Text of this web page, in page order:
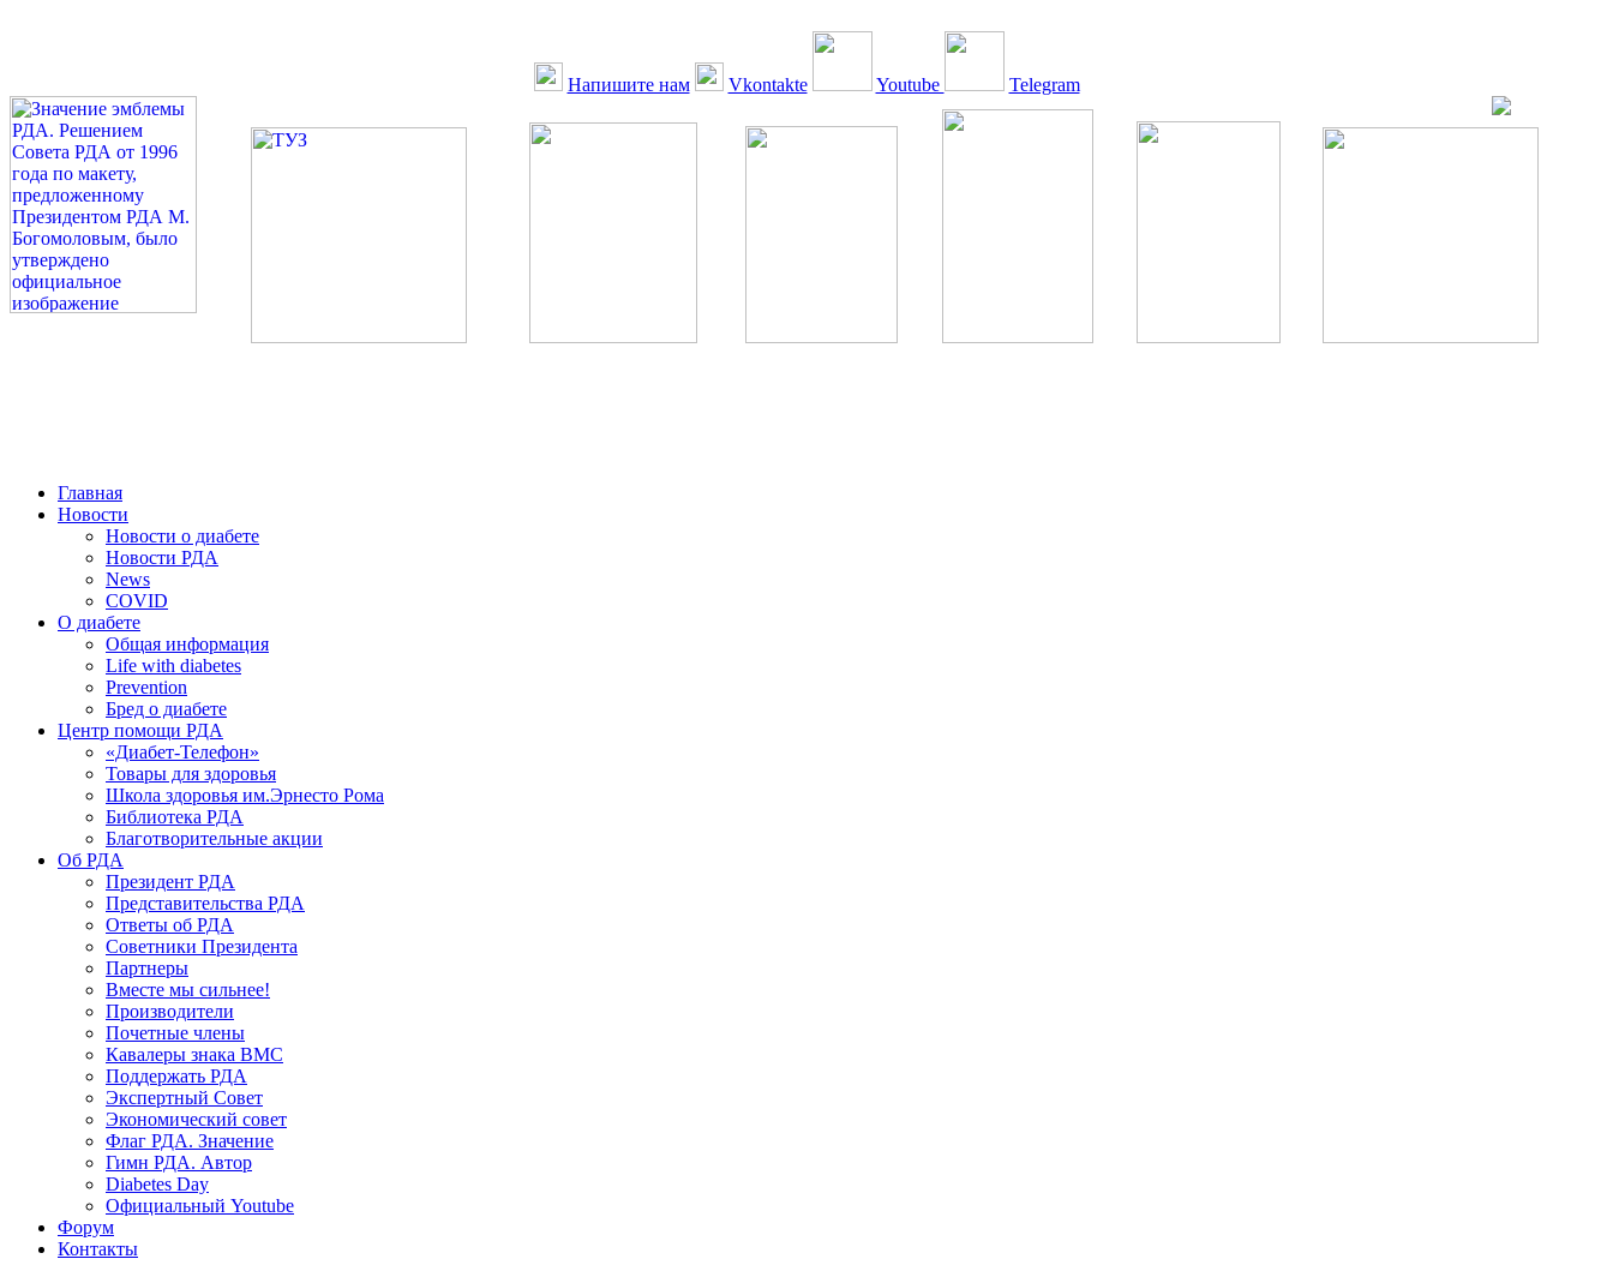
Напишите нам Vkontakte Youtube Telegram
Главная
Новости
Новости о диабете
Новости РДА
News
COVID
О диабете
Общая информация
Life with diabetes
Prevention
Бред о диабете
Центр помощи РДА
«Диабет-Телефон»
Товары для здоровья
Школа здоровья им.Эрнесто Рома
Библиотека РДА
Благотворительные акции
Об РДА
Президент РДА
Представительства РДА
Ответы об РДА
Советники Президента
Партнеры
Вместе мы сильнее!
Производители
Почетные члены
Кавалеры знака ВМС
Поддержать РДА
Экспертный Совет
Экономический совет
Флаг РДА. Значение
Гимн РДА. Автор
Diabetes Day
Официальный Youtube
Форум
Контакты